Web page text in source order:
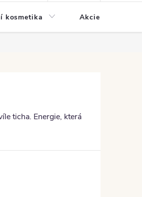
kosmetika Akcie
ticha. Energie, která